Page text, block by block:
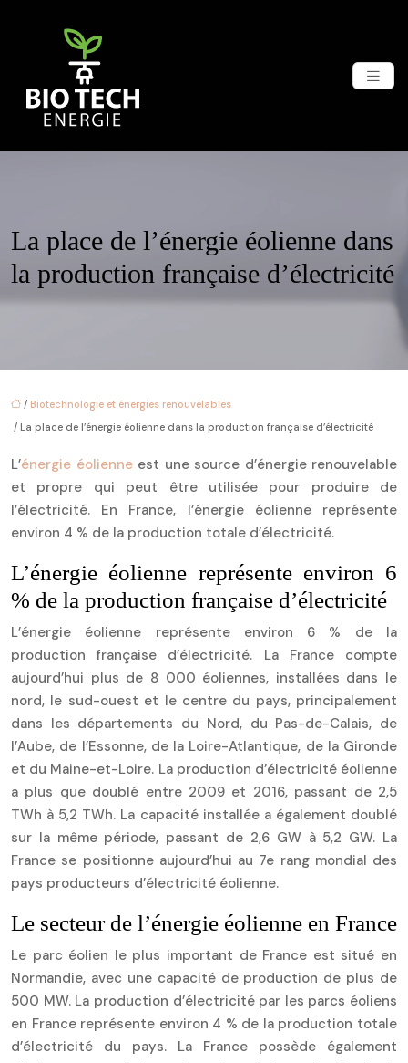
La place de l’énergie éolienne dans
la production française d’électricité
/ Biotechnologie et énergies renouvelables
/ La place de l’énergie éolienne dans la production française d’électricité
L’énergie éolienneest une source d’énergie renouvelable
et propre qui peut être utilisée pour produire de
l’électricité. En France, l’énergie éolienne représente
environ 4 % de la production totale d’électricité.
L’énergie éolienne représente environ 6
% de la production française d’électricité
L’énergie éolienne représente environ 6 % de la
production française d’électricité. La France compte
aujourd’hui plus de 8 000 éoliennes, installées dans le
nord, le sud-ouest et le centre du pays, principalement
dans les départements du Nord, du Pas-de-Calais, de
l’Aube, de l’Essonne, de la Loire-Atlantique, de la Gironde
et du Maine-et-Loire. La production d’électricité éolienne
a plus que doublé entre 2009 et 2016, passant de 2,5
TWh à 5,2 TWh. La capacité installée a également doublé
sur la même période, passant de 2,6 GW à 5,2 GW. La
France se positionne aujourd’hui au 7e rang mondial des
pays producteurs d’électricité éolienne.
Le secteur de l’énergie éolienne en France
Le parc éolien le plus important de France est situé en
Normandie, avec une capacité de production de plus de
500 MW. La production d’électricité par les parcs éoliens
en France représente environ 4 % de la production totale
d’électricité du pays. La France possède également